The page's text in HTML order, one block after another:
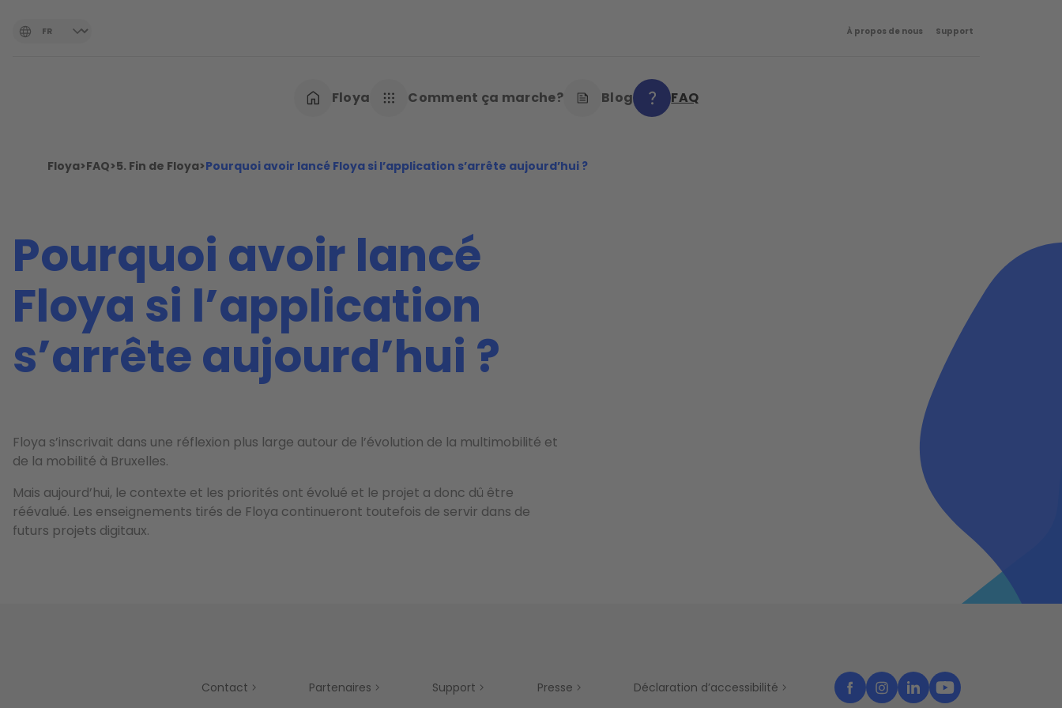
Floya Comment ça marche? Blog FAQ
À propos de nous Support
Floya>FAQ>5. Fin de Floya>Pourquoi avoir lancé Floya si l’application s’arrête aujourd’hui ?
Pourquoi avoir lancé
Floya si l’application
s’arrête aujourd’hui ?
Floya s’inscrivait dans une réflexion plus large autour de l’évolution de la multimobilité et
de la mobilité à Bruxelles.
Mais aujourd’hui, le contexte et les priorités ont évolué et le projet a donc dû être
réévalué. Les enseignements tirés de Floya continueront toutefois de servir dans de
futurs projets digitaux.
Contact Partenaires Support Presse Déclaration d’accessibilité